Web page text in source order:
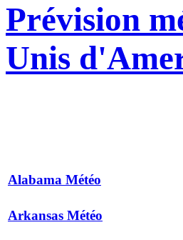
Prévision
Unis
Alabama Météo
Arkansas Météo